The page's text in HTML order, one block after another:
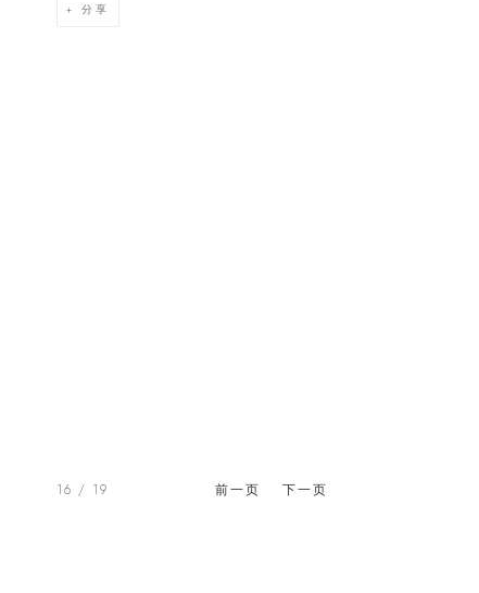
分享
前一页 下一页
16 / 19